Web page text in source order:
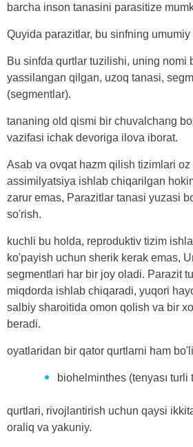
barcha inson tanasini parasitize
Quyida parazitlar, bu sinfning umumiy
Bu sinfda qurtlar tuzilishi, uning nomi
yassilangan qilgan, uzoq tanasi,
(segmentlar).
tananing old qismi bir chuvalchang
vazifasi ichak devoriga ilova iborat.
Asab va ovqat hazm qilish tizimlari
assimilyatsiya ishlab chiqarilgan
zarur emas, Parazitlar tanasi yuzasi
so'rish.
kuchli bu holda, reproduktiv tizim
ko'payish uchun sherik kerak emas,
segmentlari har bir joy oladi. Parazit
miqdorda ishlab chiqaradi, yuqori
salbiy sharoitida omon qolish va bir
beradi.
oyatlaridan bir qator qurtlarni ham
biohelminthes (tenyası
qurtlari, rivojlantirish uchun qaysi
oraliq va yakuniy.